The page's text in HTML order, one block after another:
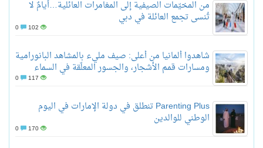
من المخيّمات الصيفية إلى المغامرات العائلية…أيامٌ لا
تُنسى تجمع العائلة في دبي
102
شاهدوا ألمانيا من أعلى: صيف مليء بالمشاهد البانورامية
ومسارات قمم الأشجار، والجسور المعلّقة في السماء
117
Parenting Plus تنطلق في دولة الإمارات في اليوم
الوطني للوالدين
170